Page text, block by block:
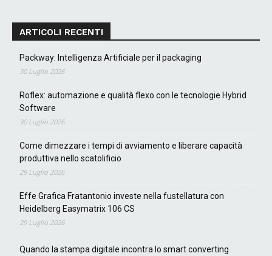
ARTICOLI RECENTI
Packway: Intelligenza Artificiale per il packaging
30 Luglio 2026
Roflex: automazione e qualità flexo con le tecnologie Hybrid
Software
30 Luglio 2026
Come dimezzare i tempi di avviamento e liberare capacità
produttiva nello scatolificio
29 Luglio 2026
Effe Grafica Fratantonio investe nella fustellatura con
Heidelberg Easymatrix 106 CS
29 Luglio 2026
Quando la stampa digitale incontra lo smart converting